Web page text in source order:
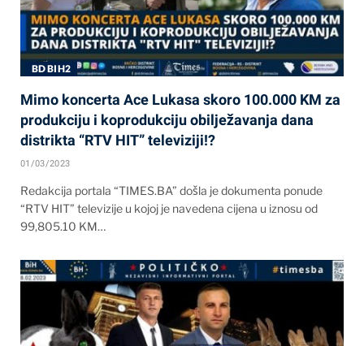
BD BIH2
Mimo koncerta Ace Lukasa skoro 100.000 KM za
produkciju i koprodukciju obilježavanja dana
distrikta “RTV HIT” televiziji!?
01/03/2023
Redakcija portala “TIMES.BA” došla je dokumenta ponude
“RTV HIT” televizije u kojoj je navedena cijena u iznosu od
99,805.10 KM…